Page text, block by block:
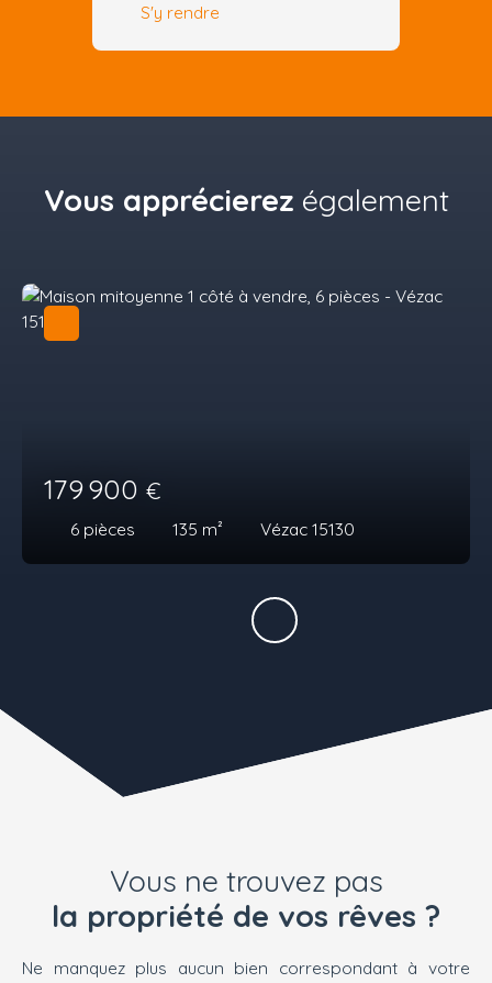
S'y rendre
Vous apprécierez également
179 900 €
6 pièces 135 m² Vézac 15130
Vous ne trouvez pas
la propriété de vos rêves ?
Ne manquez plus aucun bien correspondant à votre